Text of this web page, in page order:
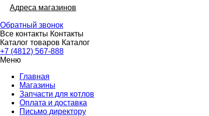
Адреса магазинов
Обратный звонок
Все контакты Контакты
Каталог товаров Каталог
+7 (4812) 567-888
Меню
Главная
Магазины
Запчасти для котлов
Оплата и доставка
Письмо директору